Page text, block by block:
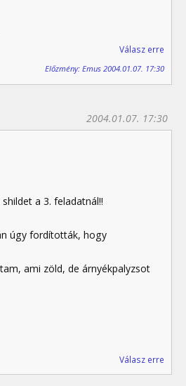
Válasz erre
Előzmény: Emus 2004.01.07. 17:30
2004.01.07. 17:30
a 3. feladatnál!!
úgy fordították, hogy
ami zöld, de árnyékpalyzsot
Válasz erre